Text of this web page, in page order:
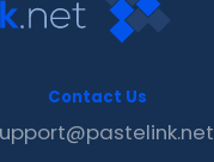
Contact Us